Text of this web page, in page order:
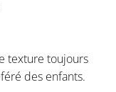
texture toujours
des enfants.